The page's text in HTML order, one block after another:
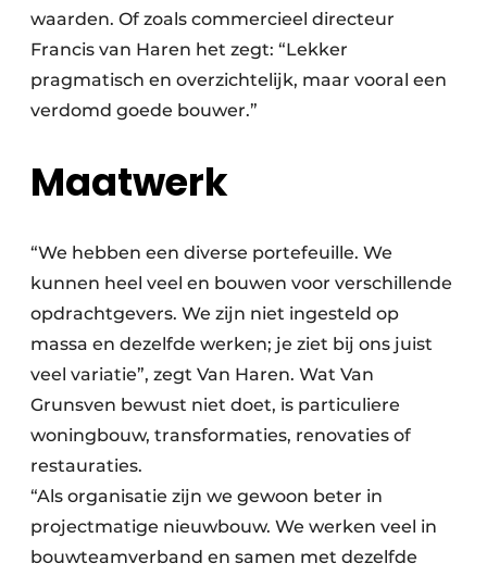
waarden. Of zoals commercieel directeur
Francis van Haren het zegt: “Lekker
pragmatisch en overzichtelijk, maar vooral een
verdomd goede bouwer.”
Maatwerk
“We hebben een diverse portefeuille. We
kunnen heel veel en bouwen voor verschillende
opdrachtgevers. We zijn niet ingesteld op
massa en dezelfde werken; je ziet bij ons juist
veel variatie”, zegt Van Haren. Wat Van
Grunsven bewust niet doet, is particuliere
woningbouw, transformaties, renovaties of
restauraties.
“Als organisatie zijn we gewoon beter in
projectmatige nieuwbouw. We werken veel in
bouwteamverband en samen met dezelfde